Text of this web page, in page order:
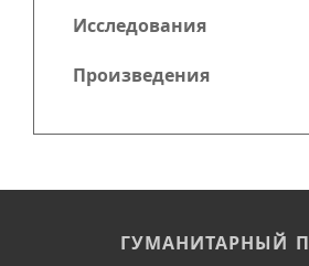
Исследования
Произведения
ГУМАНИТАРНЫЙ